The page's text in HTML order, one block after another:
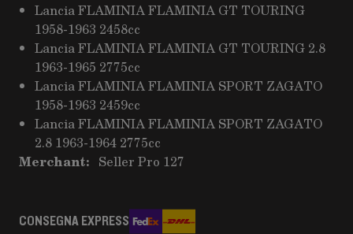
Lancia FLAMINIA FLAMINIA GT TOURING
1958-1963 2458cc
Lancia FLAMINIA FLAMINIA GT TOURING 2.8
1963-1965 2775cc
Lancia FLAMINIA FLAMINIA SPORT ZAGATO
1958-1963 2459cc
Lancia FLAMINIA FLAMINIA SPORT ZAGATO
2.8 1963-1964 2775cc
Merchant: Seller Pro 127
CONSEGNA EXPRESS